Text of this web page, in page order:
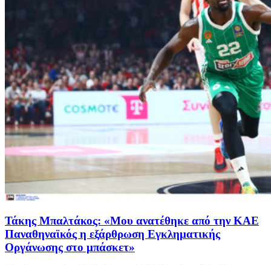
Τάκης Μπαλτάκος: «Μου ανατέθηκε από την ΚΑΕ
Παναθηναϊκός η εξάρθρωση Εγκληματικής
Οργάνωσης στο μπάσκετ»